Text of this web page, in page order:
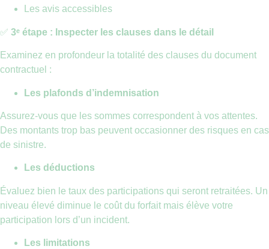
Les avis accessibles
✅ 3ᵉ étape : Inspecter les clauses dans le détail
Examinez en profondeur la totalité des clauses du document
contractuel :
Les plafonds d’indemnisation
Assurez-vous que les sommes correspondent à vos attentes.
Des montants trop bas peuvent occasionner des risques en cas
de sinistre.
Les déductions
Évaluez bien le taux des participations qui seront retraitées. Un
niveau élevé diminue le coût du forfait mais élève votre
participation lors d’un incident.
Les limitations